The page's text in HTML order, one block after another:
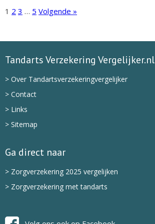
1 2 3 … 5 Volgende »
Tandarts Verzekering Vergelijker.nl
> Over Tandartsverzekeringvergelijker
> Contact
> Links
> Sitemap
Ga direct naar
> Zorgverzekering 2025 vergelijken
> Zorgverzekering met tandarts